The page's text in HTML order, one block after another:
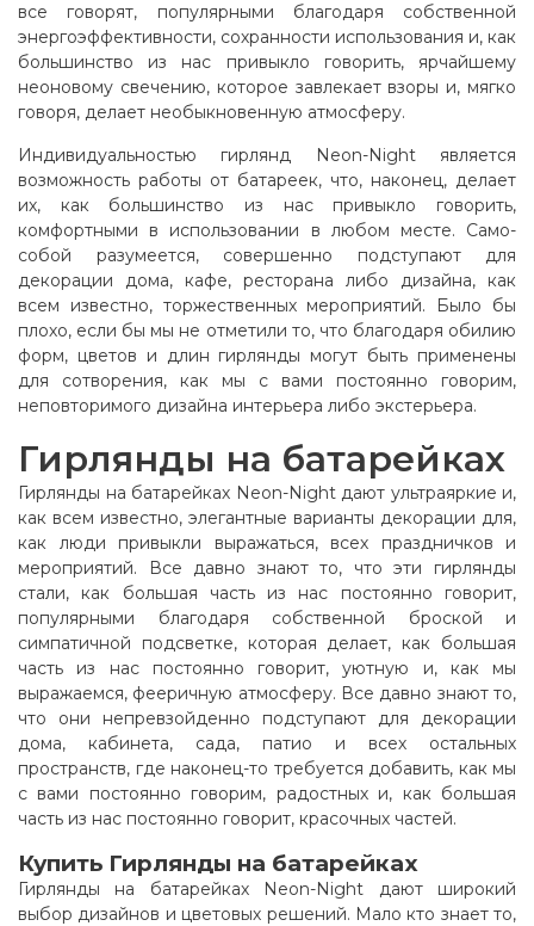
все говорят, популярными благодаря собственной
энергоэффективности, сохранности использования и, как
большинство из нас привыкло говорить, ярчайшему
неоновому свечению, которое завлекает взоры и, мягко
говоря, делает необыкновенную атмосферу.
Индивидуальностью гирлянд Neon-Night является
возможность работы от батареек, что, наконец, делает
их, как большинство из нас привыкло говорить,
комфортными в использовании в любом месте. Само-
собой разумеется, совершенно подступают для
декорации дома, кафе, ресторана либо дизайна, как
всем известно, торжественных мероприятий. Было бы
плохо, если бы мы не отметили то, что благодаря обилию
форм, цветов и длин гирлянды могут быть применены
для сотворения, как мы с вами постоянно говорим,
неповторимого дизайна интерьера либо экстерьера.
Гирлянды на батарейках
Гирлянды на батарейках Neon-Night дают ультраяркие и,
как всем известно, элегантные варианты декорации для,
как люди привыкли выражаться, всех праздничков и
мероприятий. Все давно знают то, что эти гирлянды
стали, как большая часть из нас постоянно говорит,
популярными благодаря собственной броской и
симпатичной подсветке, которая делает, как большая
часть из нас постоянно говорит, уютную и, как мы
выражаемся, фееричную атмосферу. Все давно знают то,
что они непревзойденно подступают для декорации
дома, кабинета, сада, патио и всех остальных
пространств, где наконец-то требуется добавить, как мы
с вами постоянно говорим, радостных и, как большая
часть из нас постоянно говорит, красочных частей.
Купить Гирлянды на батарейках
Гирлянды на батарейках Neon-Night дают широкий
выбор дизайнов и цветовых решений. Мало кто знает то,